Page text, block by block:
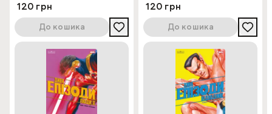
120 грн
До кошика
120 грн
До кошика